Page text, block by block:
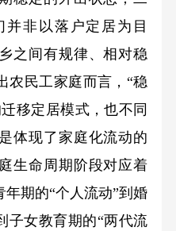
非以落户定居为目
之间有规律、相对稳
农民工家庭而言，“稳
移定居模式，也不同
体现了家庭化流动的
生命周期阶段对应着
期的“个人流动”到婚
子女教育期的“两代流